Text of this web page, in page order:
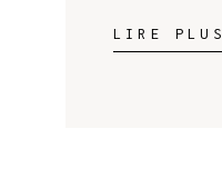
LIRE PLUS